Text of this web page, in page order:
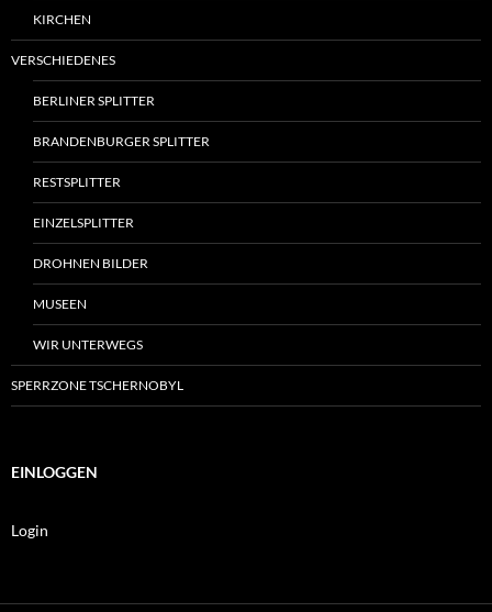
KIRCHEN
VERSCHIEDENES
BERLINER SPLITTER
BRANDENBURGER SPLITTER
RESTSPLITTER
EINZELSPLITTER
DROHNEN BILDER
MUSEEN
WIR UNTERWEGS
SPERRZONE TSCHERNOBYL
EINLOGGEN
Login